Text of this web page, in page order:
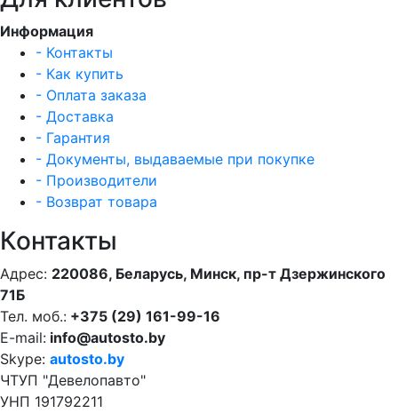
Информация
- Контакты
- Как купить
- Оплата заказа
- Доставка
- Гарантия
- Документы, выдаваемые при покупке
- Производители
- Возврат товара
Контакты
Адрес: 220086, Беларусь, Минск, пр-т Дзержинского
71Б
Тел. моб.: +375 (29) 161-99-16
E-mail: info@autosto.by
Skype: autosto.by
ЧТУП "Девелопавто"
УНП 191792211